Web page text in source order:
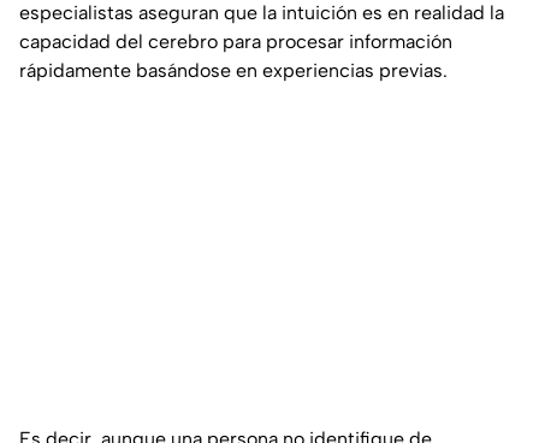
especialistas aseguran que la intuición es en realidad la
capacidad del cerebro para procesar información
rápidamente basándose en experiencias previas.